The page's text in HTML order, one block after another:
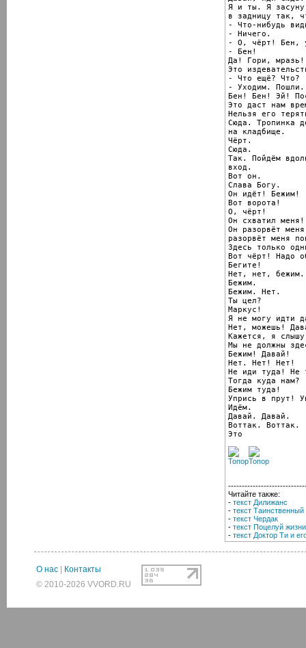
Я и ты. Я засуну
в задницу так,
- Что-нибудь
- Ничего.
- О, чёрт! Бен,
- Бен!
Да! Гори, мразь!
Это
- Что ещё? Что?
- Уходим. Пошли.
Бен! Бен! Эй!
Это даст нам
Нельзя его
Сюда. Тропинка
на кладбище.
Чёрт.
Сюда.
Так. Пойдём
вход.
Вот он.
Слава Богу.
Он идёт! Бежим!
Вот ворота!
О, чёрт!
Он схватил
Он разорвёт
разорвёт меня
Здесь только
Вот чёрт! Надо
Бегите!
Нет, нет, бежим.
Бежим.
Бежим. Нет.
Ты цел?
Маркус!
Я не могу идти
Нет, можешь!
Кажется, я
Мы не должны
Бежим! Давай!
Нет. Нет! Нет!
Не иди туда! Не
Тогда куда нам?
Бежим туда!
Упрись в прут!
Идём.
Давай. Давай.
Воттак. Воттак.
Это
Читайте также:
- текст Дилижанс
- текст Таинственный
- текст Чердак
- текст Поцелуй жизни
- текст Доктор Ти и
О нас
Контакты
© 2010-2026 VVORD.RU